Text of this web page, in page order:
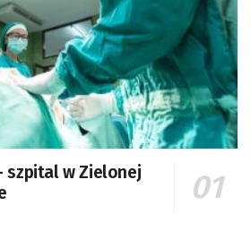
szpital w Zielonej